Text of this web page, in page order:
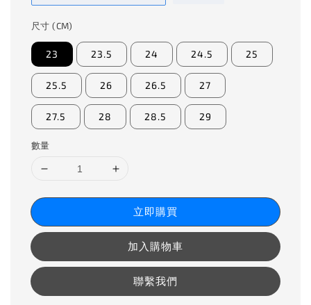
尺寸 (CM)
23 23.5 24 24.5 25
25.5 26 26.5 27
27.5 28 28.5 29
數量
立即購買
加入購物車
聯繫我們